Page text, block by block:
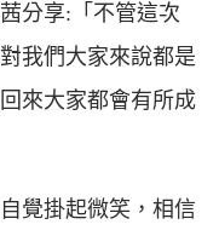
分享:「不管這次
我們大家來說都是
來大家都會有所成
覺掛起微笑，相信